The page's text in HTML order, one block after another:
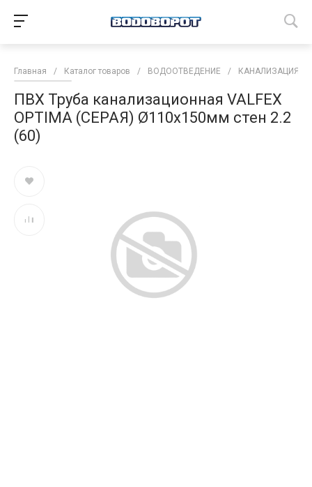
Главная / Каталог товаров / ВОДООТВЕДЕНИЕ / КАНАЛИЗАЦИЯ
ПВХ Труба канализационная VALFEX
OPTIMA (СЕРАЯ) Ø110х150мм стен 2.2
(60)